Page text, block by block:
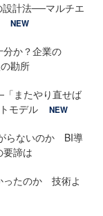
設計法──マルチエ
NEW
分か？企業の
勘所
「またやり直せば
モデル
NEW
らないのか BI導
諦は
ったのか 技術よ